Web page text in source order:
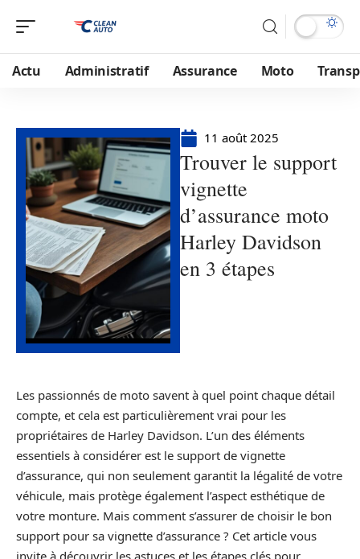
Actu Administratif Assurance Moto
11 août 2025
Trouver le support
vignette
d’assurance moto
Harley Davidson
en 3 étapes
Les passionnés de moto savent à quel point chaque détail
compte, et cela est particulièrement vrai pour les
propriétaires de Harley Davidson. L’un des éléments
essentiels à considérer est le support de vignette
d’assurance, qui non seulement garantit la légalité de votre
véhicule, mais protège également l’aspect esthétique de
votre monture. Mais comment s’assurer de choisir le bon
support pour sa vignette d’assurance ? Cet article vous
invite à découvrir les astuces et les étapes clés pour